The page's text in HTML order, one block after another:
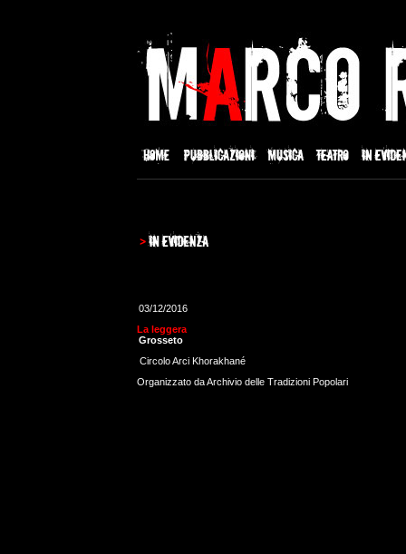
03/12/2016
La leggera
Grosseto
Circolo Arci Khorakhané
Organizzato da Archivio delle Tradizioni Popolari